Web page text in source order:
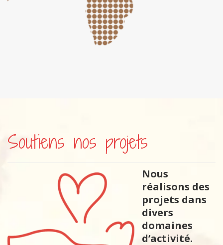
Soutiens nos projets
Nous
réalisons des
projets dans
divers
domaines
d’activité.